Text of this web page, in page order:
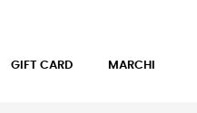
GIFT CARD MARCHI